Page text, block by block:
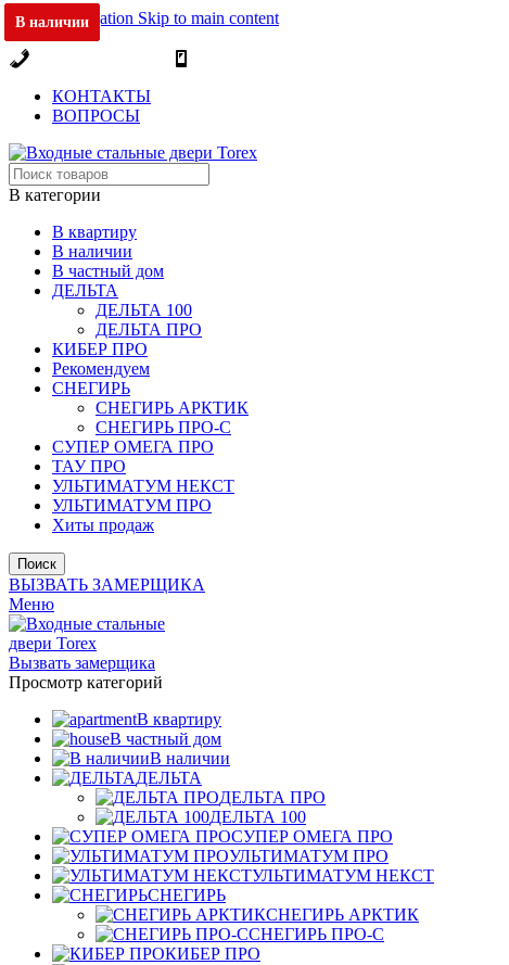
Skip to navigation Skip to main content
ОФИЦИАЛЬНЫЙ ДИЛЕР В МОСКВЕ
КОНТАКТЫ
ВОПРОСЫ
В категории
В квартиру
В наличии
В частный дом
ДЕЛЬТА
ДЕЛЬТА 100
ДЕЛЬТА ПРО
КИБЕР ПРО
Рекомендуем
СНЕГИРЬ
СНЕГИРЬ АРКТИК
СНЕГИРЬ ПРО-С
СУПЕР ОМЕГА ПРО
ТАУ ПРО
УЛЬТИМАТУМ НЕКСТ
УЛЬТИМАТУМ ПРО
Хиты продаж
Поиск
ВЫЗВАТЬ ЗАМЕРЩИКА
Меню
Вызвать замерщика
Просмотр категорий
В квартиру
В частный дом
В наличии
ДЕЛЬТА
ДЕЛЬТА ПРО
ДЕЛЬТА 100
СУПЕР ОМЕГА ПРО
УЛЬТИМАТУМ ПРО
УЛЬТИМАТУМ НЕКСТ
СНЕГИРЬ
СНЕГИРЬ АРКТИК
СНЕГИРЬ ПРО-С
КИБЕР ПРО
В наличии
В наличии
В наличии
В наличии
В наличии
В наличии